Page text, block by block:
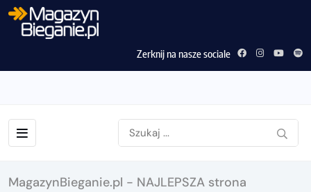
Zerknij na nasze sociale
MagazynBieganie.pl - NAJLEPSZA strona